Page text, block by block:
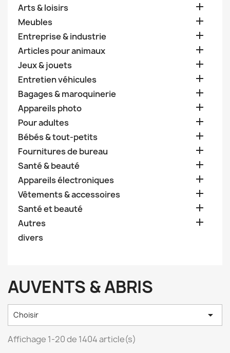
Arts & loisirs 
Meubles 
Entreprise & industrie 
Articles pour animaux 
Jeux & jouets 
Entretien véhicules 
Bagages & maroquinerie 
Appareils photo 
Pour adultes 
Bébés & tout-petits 
Fournitures de bureau 
Santé & beauté 
Appareils électroniques 
Vêtements & accessoires 
Santé et beauté 
Autres 
divers
AUVENTS & ABRIS
Choisir 
Affichage 1-20 de 1404 article(s)